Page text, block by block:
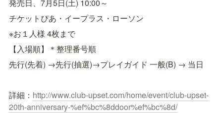
発売日、7月5日(土) 10:00～
チケットぴあ・イープラス・ローソン
※お１人様 4枚まで
【入場順】＊整理番号順
先行(先着) →先行(抽選)→プレイガイド 一般(B) → 当日
詳細： http://www.club-upset.com/home/event/club-upset-
20th-anniversary-%ef%bc%8ddoor%ef%bc%8d/